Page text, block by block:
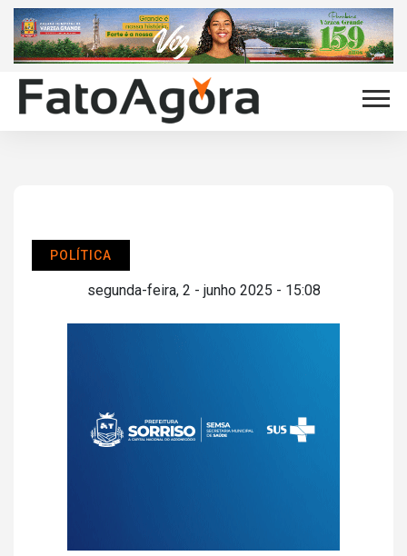
POLÍTICA
segunda-feira, 2 - junho 2025 - 15:08